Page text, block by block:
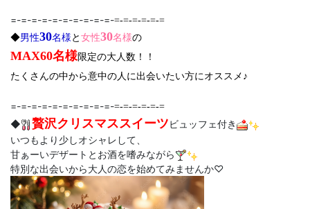
=-=-=-=-=-=-=-=-=-=-=-=-=-=-=-=
◆男性30名様 と 女性30名様の
MAX60名様限定の大人数！！
たくさんの中から意中の人に出会いたい方にオススメ♪
=-=-=-=-=-=-=-=-=-=-=-=-=-=-=-=
◆ 贅沢クリスマススイーツビュッフェ付き
いつもより少しオシャレして、
甘ぁーいデザートとお酒を嗜みながら
特別な出会いから大人の恋を始めてみませんか♡